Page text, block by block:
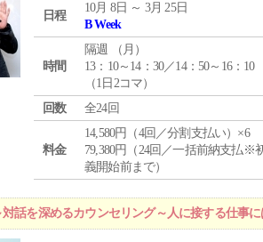
日程
10月 8日 ～ 3月 25日
B Week
時間
隔週 （ 月 ）
13：10～14：30／14：50～16：10
（1日2コマ）
回数
全24回
料金
14,580円（4回／分割支払い）×6
79,380円（24回／一括前納支払※
義開始前まで）
話を深めるカウンセリング～人に接する仕事